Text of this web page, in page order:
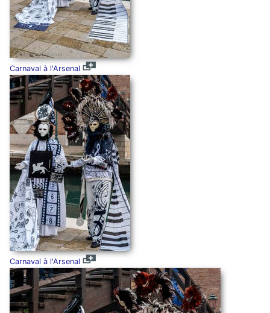
Carnaval à l'Arsenal
Carnaval à l'Arsenal